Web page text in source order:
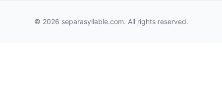
© 2026 separasyllable.com. All rights reserved.